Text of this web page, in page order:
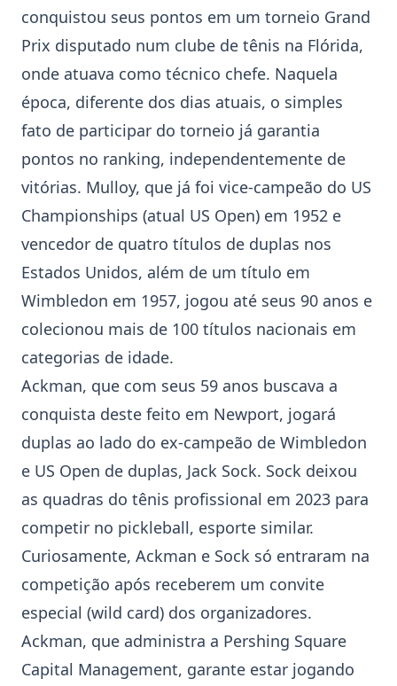
conquistou seus pontos em um torneio Grand
Prix disputado num clube de tênis na Flórida,
onde atuava como técnico chefe. Naquela
época, diferente dos dias atuais, o simples
fato de participar do torneio já garantia
pontos no ranking, independentemente de
vitórias. Mulloy, que já foi vice-campeão do US
Championships (atual US Open) em 1952 e
vencedor de quatro títulos de duplas nos
Estados Unidos, além de um título em
Wimbledon em 1957, jogou até seus 90 anos e
colecionou mais de 100 títulos nacionais em
categorias de idade.
Ackman, que com seus 59 anos buscava a
conquista deste feito em Newport, jogará
duplas ao lado do ex-campeão de Wimbledon
e US Open de duplas, Jack Sock. Sock deixou
as quadras do tênis profissional em 2023 para
competir no pickleball, esporte similar.
Curiosamente, Ackman e Sock só entraram na
competição após receberem um convite
especial (wild card) dos organizadores.
Ackman, que administra a Pershing Square
Capital Management, garante estar jogando